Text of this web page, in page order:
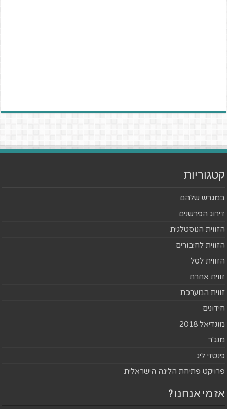
קטגוריות
במגרש שלהם
דירוג הפרשנים
הזווית הנוסטלגית
הזווית לחיבורים
הזווית לסל
זווית אחרת
זווית המערכת
חידונים
מונדיאל 2018
מנג'ר
פנטזי ליג
פרויקט פתיחת הליגה הישראלית
אז מי אנחנו ?